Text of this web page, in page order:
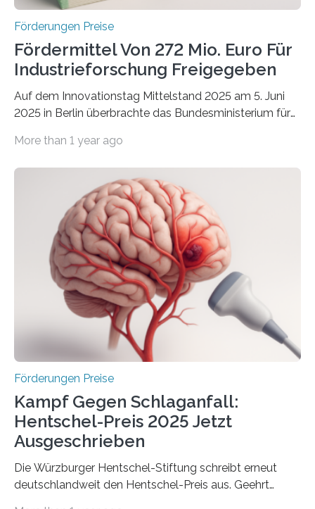
Förderungen Preise
Fördermittel Von 272 Mio. Euro Für
Industrieforschung Freigegeben
Auf dem Innovationstag Mittelstand 2025 am 5. Juni
2025 in Berlin überbrachte das Bundesministerium für
Überplanmäßige Verpflichtungsermächtigungen in
Woche vom Haushaltsausschuss freigegeben – unter
anderem zur Unterstützung der
Industrieforschungsprogramme Industrielle
Gemeinschaftsforschung (IGF), Zentrales
Innovationsprogramm Mittelstand (ZIM) und
Innovationskompetenz INNO-KOM. Auf dem
Innovationstag Mittelstand 2025 am 5. Juni 2025 in
Berlin überbrachte das Bundesministerium für
Wirtschaft und Energie eine gute Nachricht:
Überplanmäßige Verpflichtungsermächtigungen in
More than 1 year ago
Förderungen Preise
Kampf Gegen Schlaganfall:
Hentschel-Preis 2025 Jetzt
Ausgeschrieben
Die Würzburger Hentschel-Stiftung schreibt erneut
deutschlandweit den Hentschel-Preis aus. Geehrt